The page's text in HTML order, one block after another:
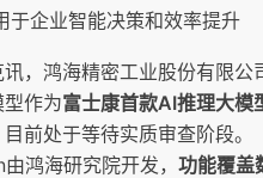
于企业智能决策和效率提升
，鸿海精密工业股份有限
作为富士康首款AI推理大模
前处于等待实质审查阶段。
鸿海研究院开发， 功能覆盖